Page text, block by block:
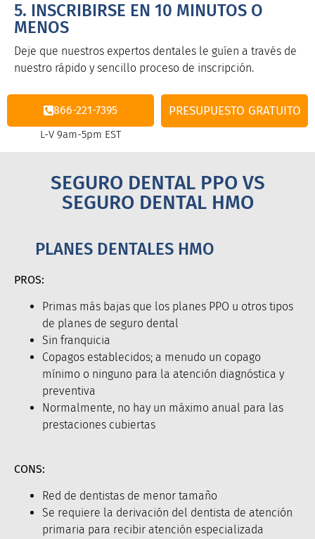
5. INSCRIBIRSE EN 10 MINUTOS O
MENOS
Deje que nuestros expertos dentales le guíen a través de
nuestro rápido y sencillo proceso de inscripción.
866-221-7395
L-V 9am-5pm EST
PRESUPUESTO GRATUITO
SEGURO DENTAL PPO VS
SEGURO DENTAL HMO
PLANES DENTALES HMO
PROS:
Primas más bajas que los planes PPO u otros tipos
de planes de seguro dental
Sin franquicia
Copagos establecidos; a menudo un copago
mínimo o ninguno para la atención diagnóstica y
preventiva
Normalmente, no hay un máximo anual para las
prestaciones cubiertas
CONS:
Red de dentistas de menor tamaño
Se requiere la derivación del dentista de atención
primaria para recibir atención especializada